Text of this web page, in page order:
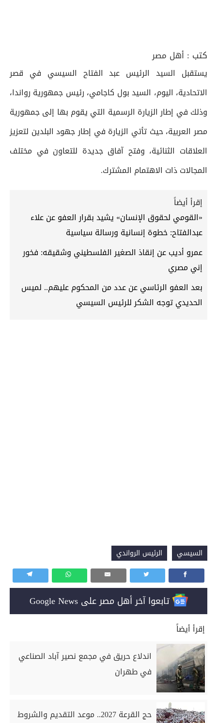
كتب : أهل مصر
يستقبل السيد الرئيس عبد الفتاح السيسي في قصر
الاتحادية، اليوم، السيد بول كاجامي، رئيس جمهورية رواندا،
وذلك في إطار الزيارة الرسمية التي يقوم بها إلى جمهورية
مصر العربية، حيث تأتي الزيارة في إطار جهود البلدين لتعزيز
العلاقات الثنائية، وفتح آفاق جديدة للتعاون في مختلف
المجالات ذات الاهتمام المشترك.
إقرأ أيضاً
«القومي لحقوق الإنسان» يشيد بقرار العفو عن علاء
عبدالفتاح: خطوة إنسانية ورسالة سياسية
عمرو أديب عن إنقاذ الصغير الفلسطيني وشقيقه: فخور
إني مصري
بعد العفو الرئاسي عن عدد من المحكوم عليهم.. لميس
الحديدي توجه الشكر للرئيس السيسي
السيسي الرئيس الرواندي
تابعوا آخر أهل مصر على Google News
إقرأ أيضاً
اندلاع حريق في مجمع نصير آباد الصناعي
في طهران
حج القرعة 2027.. موعد التقديم والشروط